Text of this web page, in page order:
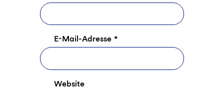
E-Mail-Adresse *
Website